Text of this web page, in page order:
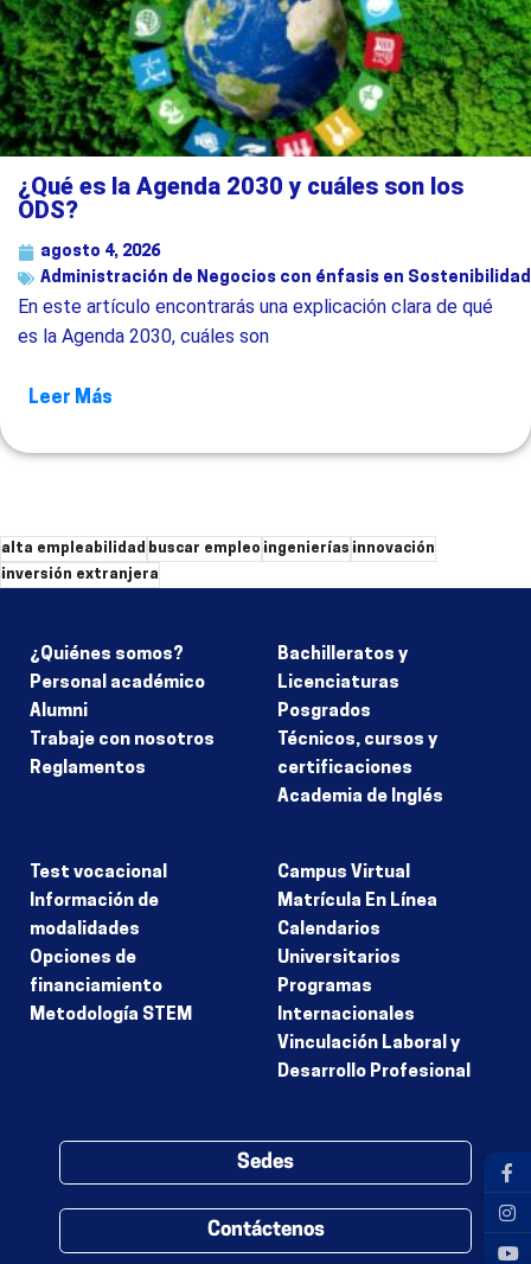
¿Qué es la Agenda 2030 y cuáles son los
ODS?
agosto 4, 2026
Administración de Negocios con énfasis en Sostenibilidad
En este artículo encontrarás una explicación clara de qué
es la Agenda 2030, cuáles son
Leer Más
alta empleabilidad buscar empleo ingenierías innovación
inversión extranjera
¿Quiénes somos?
Personal académico
Alumni
Trabaje con nosotros
Reglamentos
Bachilleratos y
Licenciaturas
Posgrados
Técnicos, cursos y
certificaciones
Academia de Inglés
Test vocacional
Información de
modalidades
Opciones de
financiamiento
Metodología STEM
Campus Virtual
Matrícula En Línea
Calendarios
Universitarios
Programas
Internacionales
Vinculación Laboral y
Desarrollo Profesional
Sedes
Contáctenos